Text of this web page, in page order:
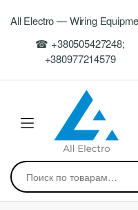
navigation
All Electro — Wiring
☎ +380505427248;
+380977214579
Искать: